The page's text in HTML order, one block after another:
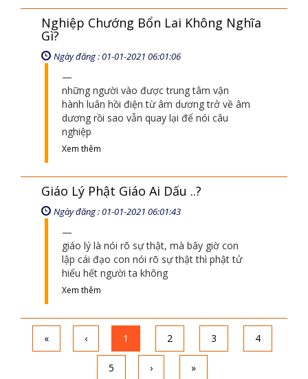
Nghiệp Chướng Bổn Lai Không Nghĩa
Gì?
Ngày đăng : 01-01-2021 06:01:06
những người vào được trung tâm vận
hành luân hồi điện từ âm dương trở về âm
dương rồi sao vẫn quay lại để nói câu
nghiệp
Xem thêm
Giáo Lý Phật Giáo Ai Dấu ..?
Ngày đăng : 01-01-2021 06:01:43
giáo lý là nói rõ sự thật, mà bây giờ con
lập cái đạo con nói rõ sự thật thì phật tử
hiểu hết người ta không
Xem thêm
« ‹ 1 2 3 4
5 › »